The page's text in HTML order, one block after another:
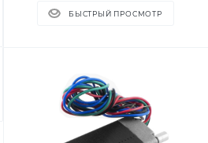
БЫСТРЫЙ ПРОСМОТР